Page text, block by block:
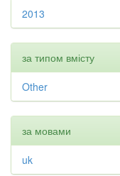
2013
за типом вмісту
Other
за мовами
uk